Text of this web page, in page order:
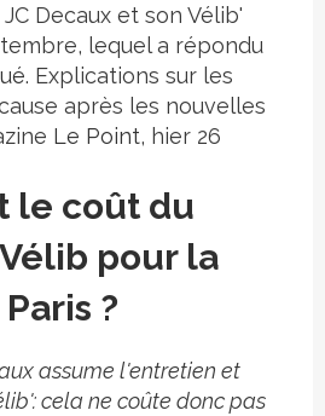
Decaux et son Vélib'
lequel a répondu
. Explications sur les
après les nouvelles
Le Point, hier 26
le coût du
pour la
?
assume l'entretien et
cela ne coûte donc pas